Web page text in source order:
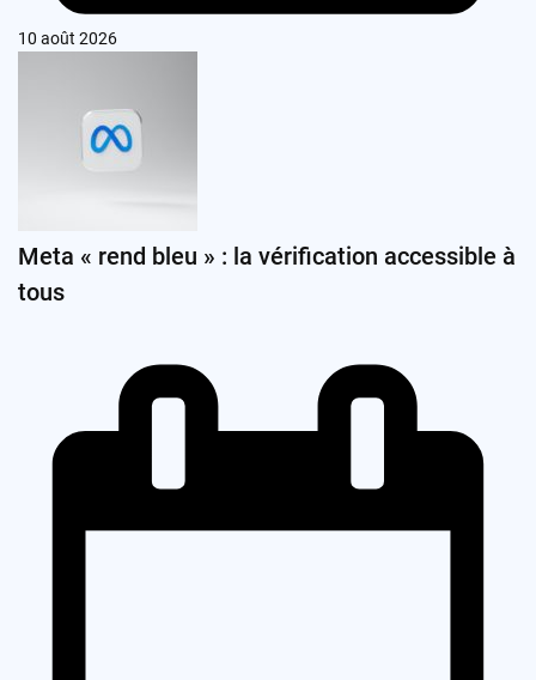
10 août 2026
Meta « rend bleu » : la vérification accessible à
tous